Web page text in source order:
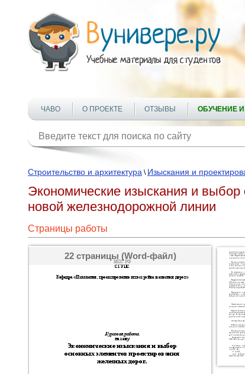
ЧАВО О ПРОЕКТЕ ОТЗЫВЫ ОБУЧЕНИЕ И
Строительство и архитектура \ Изыскания и
Экономические изыскания и
новой железнодорожной линии
Страницы работы
22 страницы (Word-файл)